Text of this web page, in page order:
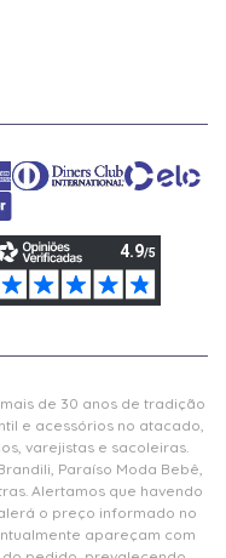
de 30 anos de tradição
e acessórios no atacado,
varejistas e sacoleiras.
Paraíso Moda Bebê,
Alertamos que havendo
o preço informado no
apareçam com